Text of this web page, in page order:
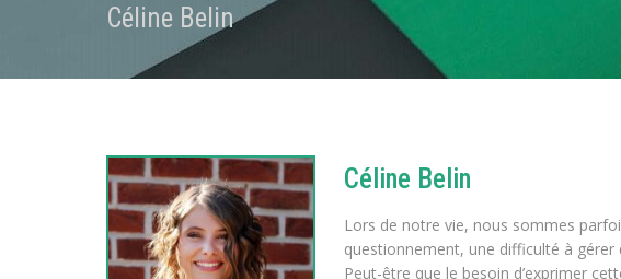
Céline Belin
Céline Belin
Lors de notre vie, nous sommes
questionnement, une difficulté à
Peut-être que le besoin d’exprimer